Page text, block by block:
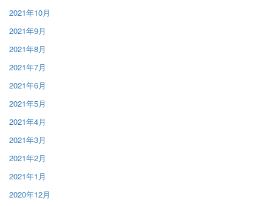
2021年10月
2021年9月
2021年8月
2021年7月
2021年6月
2021年5月
2021年4月
2021年3月
2021年2月
2021年1月
2020年12月